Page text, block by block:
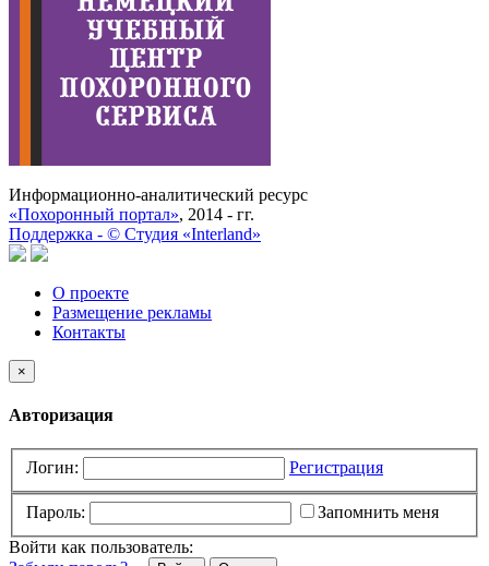
Информационно-аналитический ресурс
«Похоронный портал», 2014 - гг.
Поддержка - © Cтудия «Interland»
О проекте
Размещение рекламы
Контакты
×
Авторизация
Логин: Регистрация
Пароль:
Запомнить меня
Войти как пользователь: